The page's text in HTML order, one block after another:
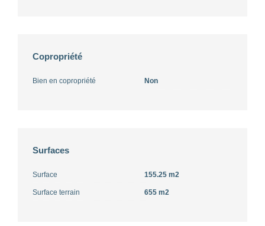
Copropriété
Bien en copropriété Non
Surfaces
Surface 155.25 m2
Surface terrain 655 m2